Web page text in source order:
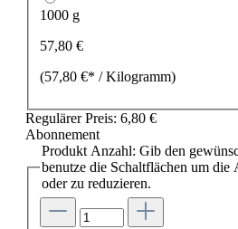
1000 g
57,80 €
(57,80 €* / Kilogramm)
Regulärer Preis: 6,80 €
Abonnement
Produkt Anzahl: Gib den
benutze die Schaltflächen um die
oder zu reduzieren.